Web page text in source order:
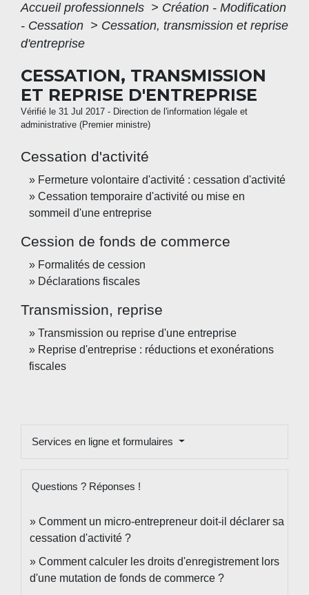
Accueil professionnels > Création - Modification
- Cessation > Cessation, transmission et reprise
d'entreprise
CESSATION, TRANSMISSION
ET REPRISE D'ENTREPRISE
Vérifié le 31 Jul 2017 - Direction de l'information légale et
administrative (Premier ministre)
Cessation d'activité
Fermeture volontaire d'activité : cessation d'activité
Cessation temporaire d'activité ou mise en
sommeil d'une entreprise
Cession de fonds de commerce
Formalités de cession
Déclarations fiscales
Transmission, reprise
Transmission ou reprise d'une entreprise
Reprise d'entreprise : réductions et exonérations
fiscales
Services en ligne et formulaires
Questions ? Réponses !
Comment un micro-entrepreneur doit-il déclarer sa
cessation d'activité ?
Comment calculer les droits d'enregistrement lors
d'une mutation de fonds de commerce ?